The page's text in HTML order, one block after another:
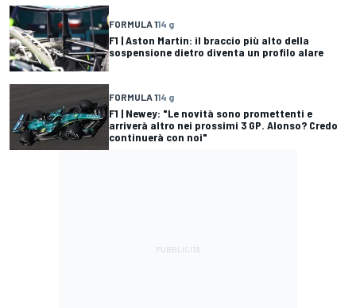
FORMULA 114 g
F1 | Aston Martin: il braccio più alto della
sospensione dietro diventa un profilo alare
FORMULA 114 g
F1 | Newey: "Le novità sono promettenti e
arriverà altro nei prossimi 3 GP. Alonso? Credo
continuerà con noi"